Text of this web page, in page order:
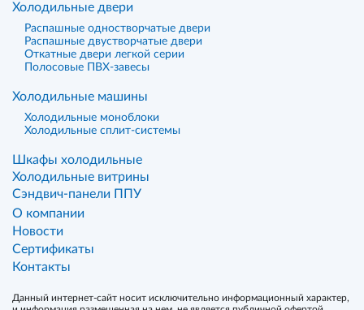
Холодильные двери
Распашные одностворчатые двери
Распашные двустворчатые двери
Откатные двери легкой серии
Полосовые ПВХ-завесы
Холодильные машины
Холодильные моноблоки
Холодильные сплит-системы
Шкафы холодильные
Холодильные витрины
Сэндвич-панели ППУ
О компании
Новости
Сертификаты
Контакты
Данный интернет-сайт носит исключительно информационный характер,